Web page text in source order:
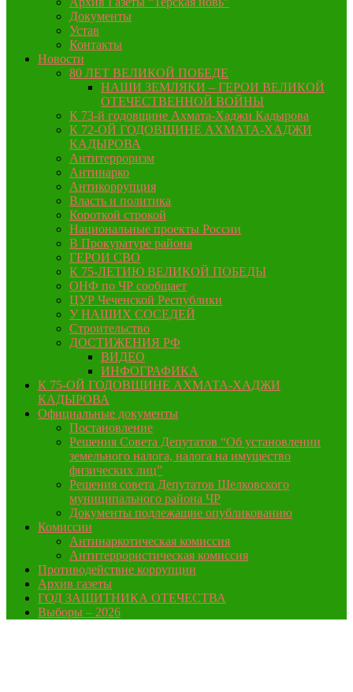
Документы
Устав
Контакты
Новости
80 ЛЕТ ВЕЛИКОЙ ПОБЕДЕ
НАШИ ЗЕМЛЯКИ – ГЕРОИ ВЕЛИКОЙ
ОТЕЧЕСТВЕННОЙ ВОЙНЫ
К 73-й годовщине Ахмата-Хаджи Кадырова
К 72-ОЙ ГОДОВЩИНЕ АХМАТА-ХАДЖИ
КАДЫРОВА
Антитерроризм
Антинарко
Антикоррупция
Власть и политика
Короткой строкой
Национальные проекты России
В Прокуратуре района
ГЕРОИ СВО
К 75-ЛЕТИЮ ВЕЛИКОЙ ПОБЕДЫ
ОНФ по ЧР сообщает
ЦУР Чеченской Республики
У НАШИХ СОСЕДЕЙ
Строительство
ДОСТИЖЕНИЯ РФ
ВИДЕО
ИНФОГРАФИКА
К 75-ОЙ ГОДОВЩИНЕ АХМАТА-ХАДЖИ
КАДЫРОВА
Официальные документы
Постановление
Решения Совета Депутатов “Об установлении
земельного налога, налога на имущество
физических лиц”
Решения совета Депутатов Шелковского
муниципального района ЧР
Документы подлежащие опубликованию
Комиссии
Антинаркотическая комиссия
Антитеррористическая комиссия
Противодействие коррупции
Архив газеты
ГОД ЗАЩИТНИКА ОТЕЧЕСТВА
Выборы – 2026